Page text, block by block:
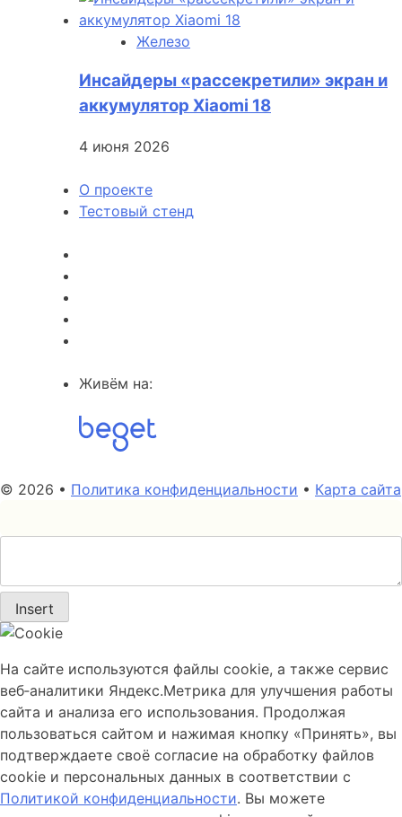
Железо
Инсайдеры «рассекретили» экран и
аккумулятор Xiaomi 18
4 июня 2026
О проекте
Тестовый стенд
Живём на:
© 2026 • Политика конфиденциальности • Карта сайта
Insert
На сайте используются файлы cookie, а также сервис
веб‑аналитики Яндекс.Метрика для улучшения работы
сайта и анализа его использования. Продолжая
пользоваться сайтом и нажимая кнопку «Принять», вы
подтверждаете своё согласие на обработку файлов
cookie и персональных данных в соответствии с
Политикой конфиденциальности. Вы можете